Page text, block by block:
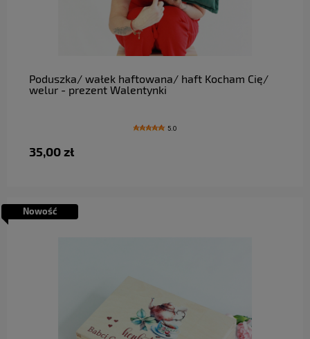
Poduszka/ wałek haftowana/ haft Kocham Cię/
welur - prezent Walentynki
5.0
35,00 zł
do koszyka
Nowość